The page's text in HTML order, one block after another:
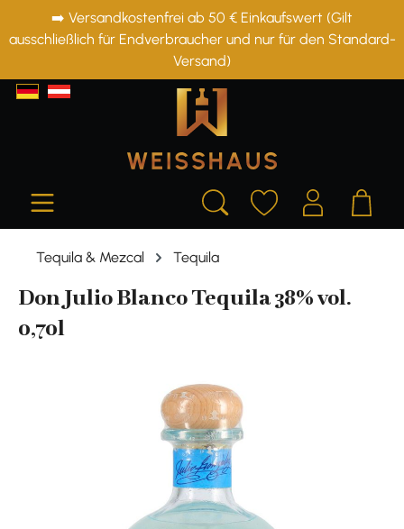
springen
➡️ Versandkostenfrei ab 50 € Einkaufswert (Gilt
ausschließlich für Endverbraucher und nur für den Standard-
Versand)
Tequila & Mezcal Tequila
Don Julio Blanco Tequila 38% vol.
0,70l
Bildergalerie überspringen